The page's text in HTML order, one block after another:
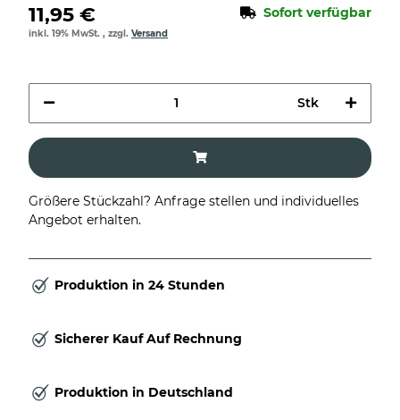
11,95 € Sofort verfügbar
inkl. 19% MwSt. , zzgl. Versand
Stk
Größere Stückzahl? Anfrage stellen und individuelles
Angebot erhalten.
Produktion in 24 Stunden
Sicherer Kauf Auf Rechnung
Produktion in Deutschland